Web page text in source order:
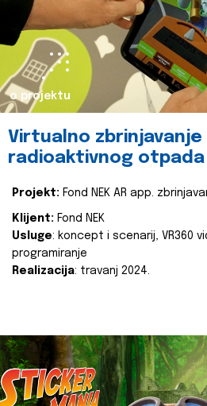
o projektu
Virtualno
radioaktivnog otpada
Projekt: Fond NEK AR app.
Klijent: Fond NEK
Usluge: koncept i scenarij, VR360
programiranje
Realizacija: travanj 2024.